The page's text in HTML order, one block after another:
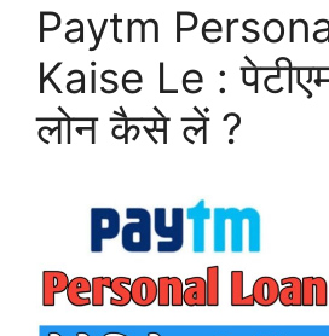
Paytm
Kaise Le :
लोन कैसे लें ?